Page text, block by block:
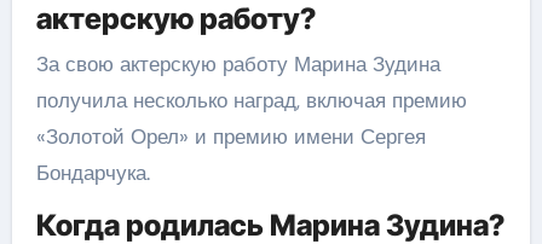
актерскую работу?
За свою актерскую работу Марина Зудина
получила несколько наград, включая премию
«Золотой Орел» и премию имени Сергея
Бондарчука.
Когда родилась Марина Зудина?